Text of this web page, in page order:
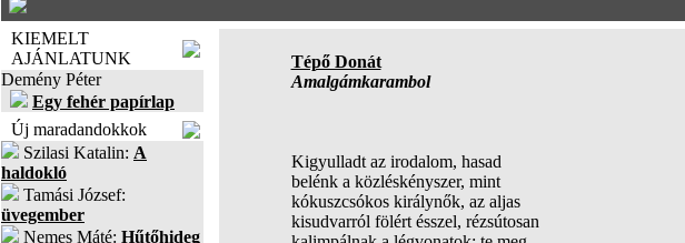
KIEMELT
AJÁNLATUNK
Demény Péter
Egy fehér papírlap
Új maradandokkok
Szilasi Katalin: A
haldokló
Tamási József:
üvegember
Nemes Máté: Hűtőhideg
Tépő Donát
Amalgámkarambol
Kigyulladt az irodalom, hasad
belénk a közléskényszer, mint
kókuszcsókos királynők, az aljas
kisudvarról fölért ésszel, rézsútosan